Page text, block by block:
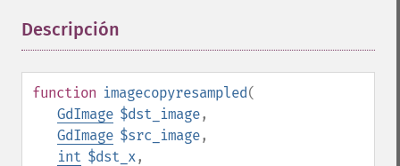
Descripción
function imagecopyresampled(
GdImage $dst_image,
GdImage $src_image,
int $dst_x,